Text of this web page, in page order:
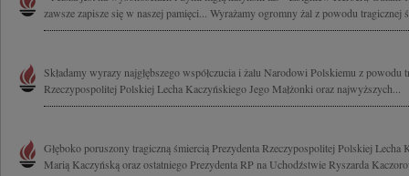
zawsze zapisze się w naszej pamięci... Wyrażamy ogromny żal z powodu tragicznej
Składamy wyrazy najgłębszego współczucia i żalu Narodowi Polskiemu z powodu
Rzeczypospolitej Polskiej Lecha Kaczyńskiego Jego Małżonki oraz najwyższych...
Głęboko poruszony tragiczną śmiercią Prezydenta Rzeczypospolitej Polskiej Lecha
Marią Kaczyńską oraz ostatniego Prezydenta RP na Uchodźstwie Ryszarda